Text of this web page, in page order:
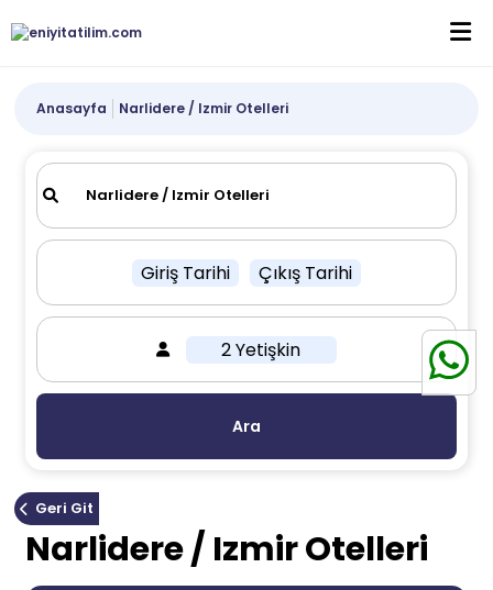
Anasayfa Narlidere / Izmir Otelleri
Giriş Tarihi Çıkış Tarihi
2 Yetişkin
Ara
Geri Git
Narlidere / Izmir Otelleri